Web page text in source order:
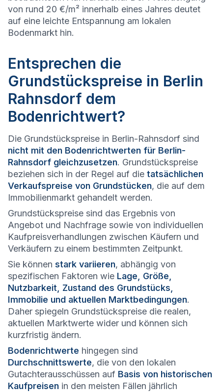
von rund 20 €/m² innerhalb eines Jahres deutet
auf eine leichte Entspannung am lokalen
Bodenmarkt hin.
Entsprechen die
Grundstückspreise in Berlin
Rahnsdorf dem
Bodenrichtwert?
Die Grundstückspreise in Berlin-Rahnsdorf sind
nicht mit den Bodenrichtwerten für Berlin-
Rahnsdorf gleichzusetzen. Grundstückspreise
beziehen sich in der Regel auf die tatsächlichen
Verkaufspreise von Grundstücken, die auf dem
Immobilienmarkt gehandelt werden.
Grundstückspreise sind das Ergebnis von
Angebot und Nachfrage sowie von individuellen
Kaufpreisverhandlungen zwischen Käufern und
Verkäufern zu einem bestimmten Zeitpunkt.
Sie können stark variieren, abhängig von
spezifischen Faktoren wie Lage, Größe,
Nutzbarkeit, Zustand des Grundstücks,
Immobilie und aktuellen Marktbedingungen.
Daher spiegeln Grundstückspreise die realen,
aktuellen Marktwerte wider und können sich
kurzfristig ändern.
Bodenrichtwerte hingegen sind
Durchschnittswerte, die von den lokalen
Gutachterausschüssen auf Basis von historischen
Kaufpreisen in den meisten Fällen jährlich